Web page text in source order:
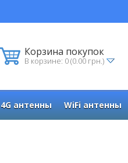
Корзина покупок
В корзине: 0 (0.00 грн.)
4G антенны WiFi антенны